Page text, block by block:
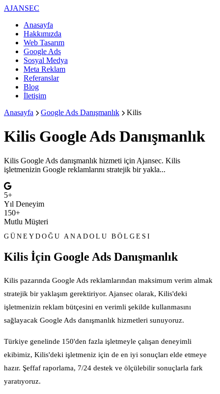
AJANSEC
Anasayfa
Hakkımızda
Web Tasarım
Google Ads
Sosyal Medya
Meta Reklam
Referanslar
Blog
İletişim
Anasayfa
Google Ads Danışmanlık Kilis
Kilis Google Ads Danışmanlık
Kilis Google Ads danışmanlık hizmeti için Ajansec. Kilis
işletmenizin Google reklamlarını stratejik bir yakla...
5+
Yıl Deneyim
150+
Mutlu Müşteri
GÜNEYDOĞU ANADOLU BÖLGESI
Kilis İçin Google Ads Danışmanlık
Kilis pazarında Google Ads reklamlarından maksimum verim almak
stratejik bir yaklaşım gerektiriyor. Ajansec olarak, Kilis'deki
işletmenizin reklam bütçesini en verimli şekilde kullanmasını
sağlayacak Google Ads danışmanlık hizmetleri sunuyoruz.
Türkiye genelinde 150'den fazla işletmeyle çalışan deneyimli
ekibimiz, Kilis'deki işletmeniz için de en iyi sonuçları elde etmeye
hazır. Şeffaf raporlama, 7/24 destek ve ölçülebilir sonuçlarla fark
yaratıyoruz.